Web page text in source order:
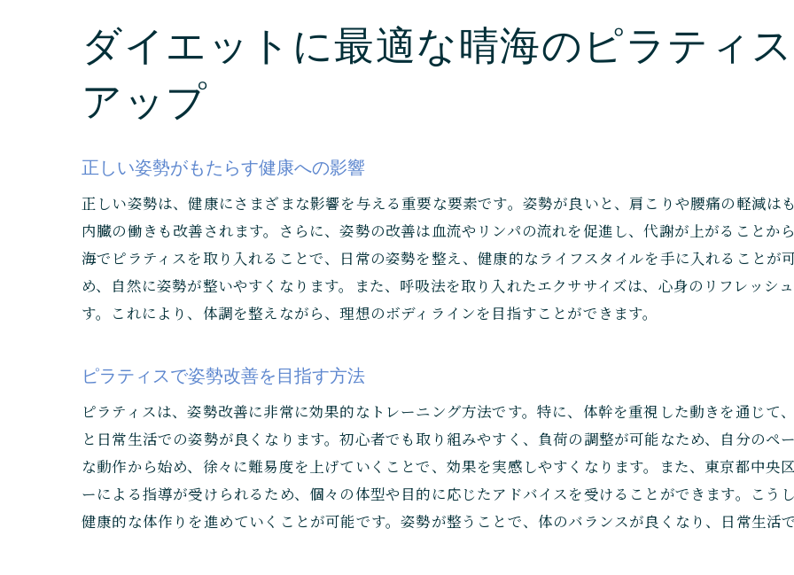
晴海で実現する筋力アップとダイエットを両立する方法
筋力アップがダイエットに与える影響
晴海で叶えるバランスの取れた理想の身体
ダイエットに最適な晴海のピラティ
アップ
正しい姿勢がもたらす健康への影響
正しい姿勢は、健康にさまざまな影響を与える重要な要素です。姿勢が良いと、肩こりや腰痛の軽減は
内臓の働きも改善されます。さらに、姿勢の改善は血流やリンパの流れを促進し、代謝が上がることか
海でピラティスを取り入れることで、日常の姿勢を整え、健康的なライフスタイルを手に入れることが
め、自然に姿勢が整いやすくなります。また、呼吸法を取り入れたエクササイズは、心身のリフレッシ
す。これにより、体調を整えながら、理想のボディラインを目指すことができます。
ピラティスで姿勢改善を目指す方法
ピラティスは、姿勢改善に非常に効果的なトレーニング方法です。特に、体幹を重視した動きを通じて
と日常生活での姿勢が良くなります。初心者でも取り組みやすく、負荷の調整が可能なため、自分のペ
な動作から始め、徐々に難易度を上げていくことで、効果を実感しやすくなります。また、東京都中央
ーによる指導が受けられるため、個々の体型や目的に応じたアドバイスを受けることができます。こう
健康的な体作りを進めていくことが可能です。姿勢が整うことで、体のバランスが良くなり、日常生活